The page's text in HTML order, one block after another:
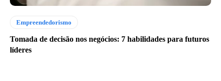
Empreendedorismo
Tomada de decisão nos negócios: 7 habilidades para futuros
líderes